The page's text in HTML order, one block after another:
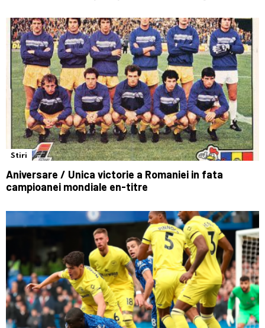
Stiri
Aniversare / Unica victorie a Romaniei in fata
campioanei mondiale en-titre